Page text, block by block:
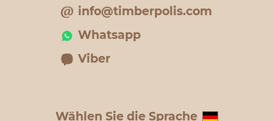
info@timberpolis.com
Whatsapp
Viber
Wählen Sie die Sprache